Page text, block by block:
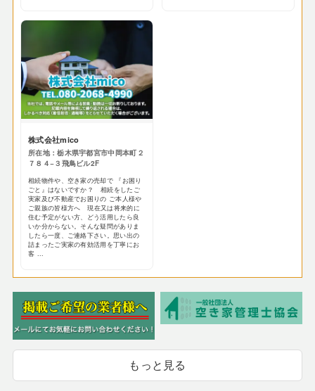
株式会社mico
所在地：栃木県宇都宮市中岡本町２
７８４−３飛鳥ビル2F
相続物件や、空き家の売却で 『お困り
ごと』はないですか？ 相続をしたご
実家及び不動産でお困りの ご本人様や
ご親族の皆様方へ 現在又は将来的に
住む予定がない方、どう活用したら良
いか分からない。そんな疑問がありま
したら一度、ご連絡下さい。思い出の
詰まったご実家の有効活用を丁寧にお
客 ...
もっと見る